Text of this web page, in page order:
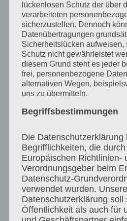
from third parties or to
circumstances that
Obligations to remove or
information according to
unaffected. However,
only possible from the
concrete infringement. If
any such violations, we
content in question
Urheberrecht
Die durch die
Inhalte und Werke auf
lückenlosen Schutz der über
verarbeiteten
sicherzustellen. Dennoch
Datenübertragungen
Sicherheitslücken aufweisen,
Schutz nicht gewährleistet
diesem Grund steht es jeder
frei, personenbezogene
alternativen Wegen,
uns zu übermitteln.
Begriffsbestimmungen
Die Datenschutzerklärung
Begrifflichkeiten, die
Europäischen Richtlinien-
Verordnungsgeber beim
Datenschutz-
verwendet wurden. Unsere
Datenschutzerklärung soll
Öffentlichkeit als auch für